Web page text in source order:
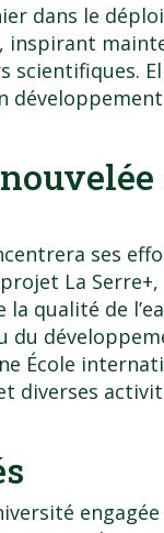
dans le
inspirant
scientifiques.
ses
La
la qualité de
du
École
diverses